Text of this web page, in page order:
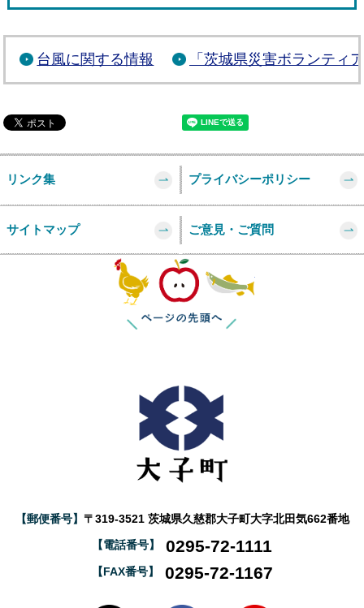
台風に関する情報 「茨城県災害ボランティ
リンク集 プライバシーポリシー
サイトマップ ご意見・ご質問
【郵便番号】 〒319-3521 茨城県久慈郡大子町大字北田気662番地
【電話番号】 0295-72-1111
【FAX番号】 0295-72-1167